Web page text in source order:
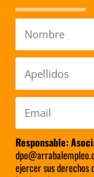
Nombre
Apellidos
Responsable:
ejercer sus derechos